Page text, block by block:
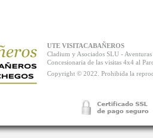
UTE VISITACABAÑEROS
Cladium y Asociados SLU -
Concesionaria de las visitas 4x4 al
Copyright © 2022. Prohibida la